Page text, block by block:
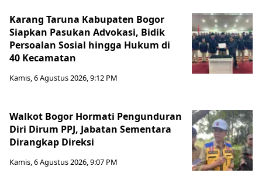
Karang Taruna Kabupaten Bogor
Siapkan Pasukan Advokasi, Bidik
Persoalan Sosial hingga Hukum di
40 Kecamatan
Kamis, 6 Agustus 2026, 9:12 PM
Walkot Bogor Hormati Pengunduran
Diri Dirum PPJ, Jabatan Sementara
Dirangkap Direksi
Kamis, 6 Agustus 2026, 9:07 PM